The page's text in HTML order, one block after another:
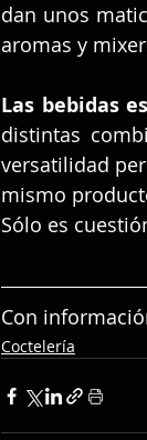
dan unos
aromas y
Las bebidas
distintas
versatilidad
mismo
Sólo es
Con
Coctelería